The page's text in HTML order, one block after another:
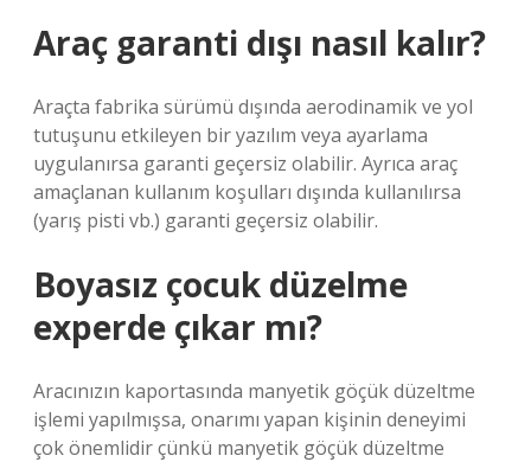
Araç garanti dışı nasıl kalır?
Araçta fabrika sürümü dışında aerodinamik ve yol
tutuşunu etkileyen bir yazılım veya ayarlama
uygulanırsa garanti geçersiz olabilir. Ayrıca araç
amaçlanan kullanım koşulları dışında kullanılırsa
(yarış pisti vb.) garanti geçersiz olabilir.
Boyasız çocuk düzelme
experde çıkar mı?
Aracınızın kaportasında manyetik göçük düzeltme
işlemi yapılmışsa, onarımı yapan kişinin deneyimi
çok önemlidir çünkü manyetik göçük düzeltme